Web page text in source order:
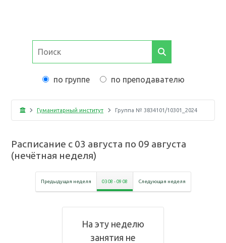
по группе по преподавателю
Гуманитарный институт Группа № 3834101/10301_2024
Расписание с 03 августа по 09 августа
(нечётная неделя)
Предыдущая неделя 03 08 -09 08 Следующая неделя
На эту неделю
занятия не